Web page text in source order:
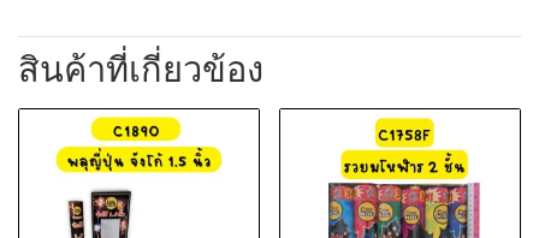
สินค้าที่เกี่ยวข้อง